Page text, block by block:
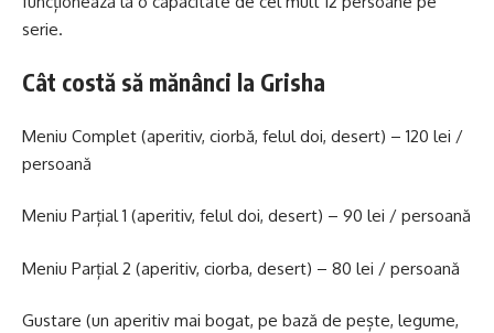
serie.
Cât costă să mănânci la Grisha
Meniu Complet (aperitiv, ciorbă, felul doi, desert) – 120 lei /
persoană
Meniu Parțial 1 (aperitiv, felul doi, desert) – 90 lei / persoană
Meniu Parțial 2 (aperitiv, ciorba, desert) – 80 lei / persoană
Gustare (un aperitiv mai bogat, pe bază de pește, legume,